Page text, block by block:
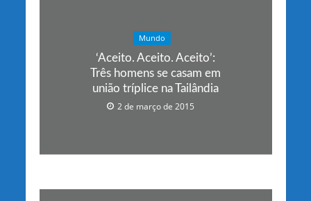
Mundo
‘Aceito. Aceito. Aceito’:
Três homens se casam em
união tríplice na Tailândia
2 de março de 2015